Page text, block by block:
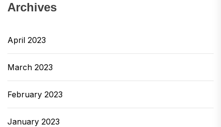
Archives
April 2023
March 2023
February 2023
January 2023